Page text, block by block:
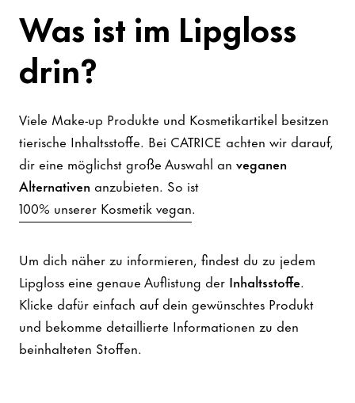
Was ist im Lipgloss
drin?
Viele Make-up Produkte und Kosmetikartikel besitzen
tierische Inhaltsstoffe. Bei CATRICE achten wir darauf,
dir eine möglichst große Auswahl an veganen
Alternativen anzubieten. So ist
100% unserer Kosmetik vegan.
Um dich näher zu informieren, findest du zu jedem
Lipgloss eine genaue Auflistung der Inhaltsstoffe.
Klicke dafür einfach auf dein gewünschtes Produkt
und bekomme detaillierte Informationen zu den
beinhalteten Stoffen.